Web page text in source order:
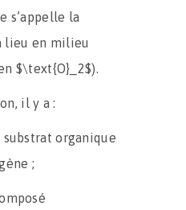
s’appelle la
lieu en milieu
$\text{O}_2$).
il y a :
substrat organique
;